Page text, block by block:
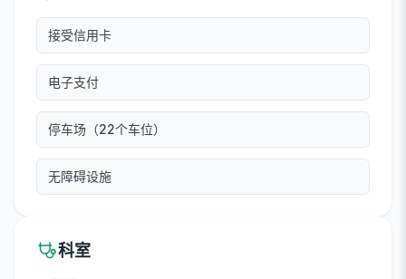
接受信用卡
电子支付
停车场（22个车位）
无障碍设施
科室